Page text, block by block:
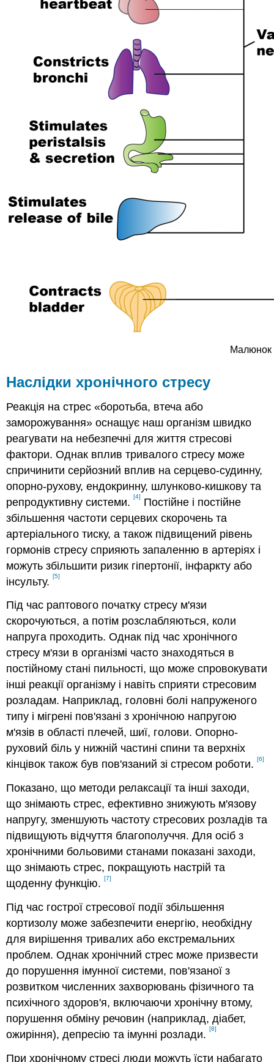
Малюнок
Наслідки хронічного стресу
Реакція на стрес «боротьба, втеча або
заморожування» оснащує наш організм швидко
реагувати на небезпечні для життя стресові
фактори. Однак вплив тривалого стресу може
спричинити серйозний вплив на серцево-судинну,
опорно-рухову, ендокринну, шлунково-кишкову та
репродуктивну системи.[4]
Постійне і постійне
збільшення частоти серцевих скорочень та
артеріального тиску, а також підвищений рівень
гормонів стресу сприяють запаленню в артеріях і
можуть збільшити ризик гіпертонії, інфаркту або
інсульту.[5]
Під час раптового початку стресу м'язи
скорочуються, а потім розслабляються, коли
напруга проходить. Однак під час хронічного
стресу м'язи в організмі часто знаходяться в
постійному стані пильності, що може спровокувати
інші реакції організму і навіть сприяти стресовим
розладам. Наприклад, головні болі напруженого
типу і мігрені пов'язані з хронічною напругою
м'язів в області плечей, шиї, голови. Опорно-
руховий біль у нижній частині спини та верхніх
кінцівок також був пов'язаний зі стресом роботи.[6]
Показано, що методи релаксації та інші заходи,
що знімають стрес, ефективно знижують м'язову
напругу, зменшують частоту стресових розладів та
підвищують відчуття благополуччя. Для осіб з
хронічними больовими станами показані заходи,
що знімають стрес, покращують настрій та
щоденну функцію.[7]
Під час гострої стресової події збільшення
кортизолу може забезпечити енергію, необхідну
для вирішення тривалих або екстремальних
проблем. Однак хронічний стрес може призвести
до порушення імунної системи, пов'язаної з
розвитком численних захворювань фізичного та
психічного здоров'я, включаючи хронічну втому,
порушення обміну речовин (наприклад, діабет,
ожиріння), депресію та імунні розлади.[8]
При хронічному стресі люди можуть їсти набагато